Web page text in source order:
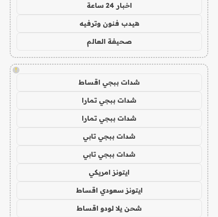
اخبار 24 ساعة
هيدب فنون وترفيه
صحيفة العالم
!
شدات ببجي اقساط
شدات ببجي تمارا
شدات ببجي تمارا
شدات ببجي تابي
شدات ببجي تابي
ايتونز امريكي
ايتونز سعودي اقساط
شحن يلا لودو اقساط